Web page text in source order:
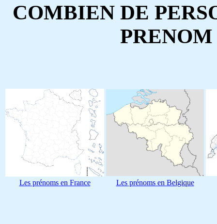
COMBIEN DE
PRENOM
Les prénoms en France Les prénoms en Belgique